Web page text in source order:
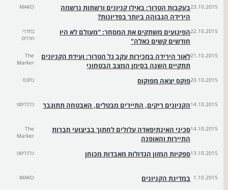
23.10.2015בעקבות הטרור: באילו קניונים ורשתות נרשמה
הירידה הגבוהה ביותר בפדיונות?
MAKO
22.10.2015הפיגועים משתקים את המסחר: "מעולם לא היו
חודשים קשים כאלה"
בחדרי
חרדים
21.10.2015לאור הירידה במכירות עקב גל הטרור: ועידת הקניונים
תתקיים השנה בסימן המצב הבטחוני
The
Marker
20.10.2015פוקס יצאה מפוקוס גלובס
14.10.2015הקניונים ריקים, התיירים מבטלים, האבטחה תתוגבר כלכליסט
14.10.2015סכיני האינתיפאדה עלולים לחתוך בביצועי חברות
התיירות והאופנה
The
Marker
13.10.2015ספקיות המזון הגדולות מאבדות מכוחן כלכליסט
1.10.2015 במדינת הקניונים MAKO